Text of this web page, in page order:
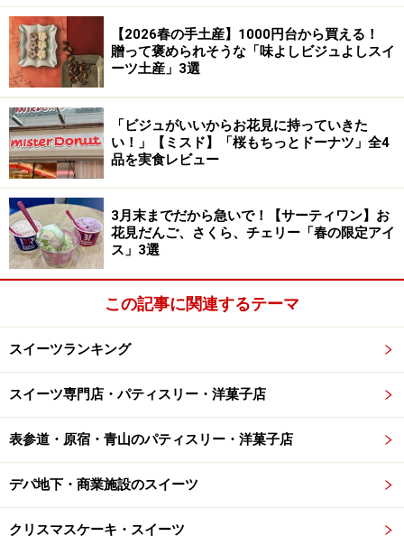
リプトンのミルクティーの風味を感じる優しい甘さにうっと
り
食べてみると、しっとりとした口どけのドーナツに、ミ
ルクティーの風味を感じる優しい甘さが◎。広報担当者
に「リプトンのティーとぜひ一緒に食べてみてくださ
い。とても相性がいいのでおすすめです」と教えてもら
ったので試してみたところ、おいしさの相乗効果でぜい
たくなティータイムに。ミルクティー好きにはたまらな
い味わい深さを満喫できます。
2位：「ひと口ボールドーナツ ミルクティ
ー」
「ひと口ボールドーナツ ミルクティー」324円（税込）
続いて2位は「ひと口ボールドーナツ ミルクティー」324
円（税込）。スリコでは“ミルクティー”フレーバーのド
【2026春の手土産】1000円台から買える！
贈って褒められそうな「味よしビジュよしスイ
ーツ土産」3選
「ビジュがいいからお花見に持っていきた
い！」【ミスド】「桜もちっとドーナツ」全4
品を実食レビュー
3月末までだから急いで！【サーティワン】お
花見だんご、さくら、チェリー「春の限定アイ
ス」3選
この記事に関連するテーマ
スイーツランキング
スイーツ専門店・パティスリー・洋菓子店
表参道・原宿・青山のパティスリー・洋菓子店
デパ地下・商業施設のスイーツ
クリスマスケーキ・スイーツ